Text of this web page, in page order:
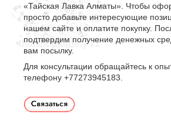
«Тайская Лавка Алматы». Чтобы
просто добавьте интересующие
нашем сайте и оплатите покупку.
подтвердим получение денежных
вам посылку.
Для консультации обращайтесь к
телефону +77273945183.